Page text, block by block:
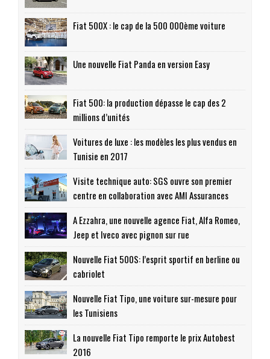
Fiat 500X : le cap de la 500 000ème voiture
Une nouvelle Fiat Panda en version Easy
Fiat 500: la production dépasse le cap des 2
millions d’unités
Voitures de luxe : les modèles les plus vendus en
Tunisie en 2017
Visite technique auto: SGS ouvre son premier
centre en collaboration avec AMI Assurances
A Ezzahra, une nouvelle agence Fiat, Alfa Romeo,
Jeep et Iveco avec pignon sur rue
Nouvelle Fiat 500S: l’esprit sportif en berline ou
cabriolet
Nouvelle Fiat Tipo, une voiture sur-mesure pour
les Tunisiens
La nouvelle Fiat Tipo remporte le prix Autobest
2016